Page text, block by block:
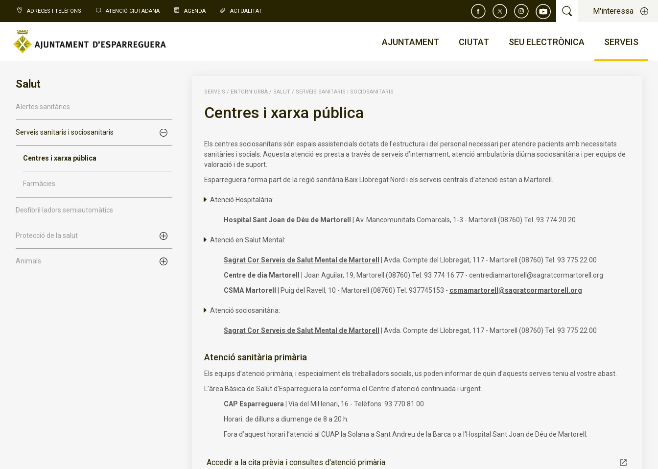
ADRECES I TELÈFONS ATENCIÓ CIUTADANA AGENDA ACTUALITAT M'interessa
AJUNTAMENT CIUTAT SEU ELECTRÒNICA SERVEIS
Salut
Alertes sanitàries
Serveis sanitaris i sociosanitaris
Centres i xarxa pública
Farmàcies
Desfibril·ladors semiautomàtics
Protecció de la salut
Animals
SERVEIS / ENTORN URBÀ / SALUT / SERVEIS SANITARIS I SOCIOSANITARIS
Centres i xarxa pública
Els centres sociosanitaris són espais assistencials dotats de l'estructura i del personal necessari per atendre pacients amb necessitats
sanitàries i socials. Aquesta atenció es presta a través de serveis d’internament, atenció ambulatòria diürna sociosanitària i per equips de
valoració i de suport.
Esparreguera forma part de la regió sanitària Baix Llobregat Nord i els serveis centrals d’atenció estan a Martorell.
Atenció Hospitalària:
Hospital Sant Joan de Déu de Martorell | Av. Mancomunitats Comarcals, 1-3 - Martorell (08760) Tel. 93 774 20 20
Atenció en Salut Mental:
Sagrat Cor Serveis de Salut Mental de Martorell
| Avda. Compte del Llobregat, 117 - Martorell (08760) Tel. 93 775 22 00
Centre de dia Martorell
| Joan Aguilar, 19, Martorell (08760) Tel. 93 774 16 77 - centrediamartorell@sagratcormartorell.org
CSMA Martorell
| Puig del Ravell, 10 - Martorell (08760) Tel. 937745153 - csmamartorell@sagratcormartorell.org
Atenció sociosanitària:
Sagrat Cor Serveis de Salut Mental de Martorell | Avda. Compte del Llobregat, 117 - Martorell (08760) Tel. 93 775 22 00
Atenció sanitària primària
Els equips d’atenció primària, i especialment els treballadors socials, us poden informar de quin d’aquests serveis teniu al vostre abast.
L’àrea Bàsica de Salut d’Esparreguera la conforma el Centre d’atenció continuada i urgent.
CAP Esparreguera | Via del Mil·lenari, 16 - Telèfons: 93 770 81 00
Horari: de dilluns a diumenge de 8 a 20 h.
Fora d’aquest horari l’atenció al CUAP la Solana a Sant Andreu de la Barca o a l'Hospital Sant Joan de Déu de Martorell.
Accedir a la cita prèvia i consultes d'atenció primària